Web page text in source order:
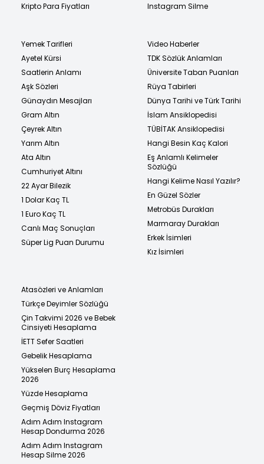
Kripto Para Fiyatları
Instagram Silme
Yemek Tarifleri
Ayetel Kürsi
Saatlerin Anlamı
Aşk Sözleri
Günaydın Mesajları
Gram Altın
Çeyrek Altın
Yarım Altın
Ata Altın
Cumhuriyet Altını
22 Ayar Bilezik
1 Dolar Kaç TL
1 Euro Kaç TL
Canlı Maç Sonuçları
Süper Lig Puan Durumu
Video Haberler
TDK Sözlük Anlamları
Üniversite Taban Puanları
Rüya Tabirleri
Dünya Tarihi ve Türk Tarihi
İslam Ansiklopedisi
TÜBİTAK Ansiklopedisi
Hangi Besin Kaç Kalori
Eş Anlamlı Kelimeler
Sözlüğü
Hangi Kelime Nasıl Yazılır?
En Güzel Sözler
Metrobüs Durakları
Marmaray Durakları
Erkek İsimleri
Kız İsimleri
Atasözleri ve Anlamları
Türkçe Deyimler Sözlüğü
Çin Takvimi 2026 ve Bebek
Cinsiyeti Hesaplama
İETT Sefer Saatleri
Gebelik Hesaplama
Yükselen Burç Hesaplama
2026
Yüzde Hesaplama
Geçmiş Döviz Fiyatları
Adım Adım Instagram
Hesap Dondurma 2026
Adım Adım Instagram
Hesap Silme 2026